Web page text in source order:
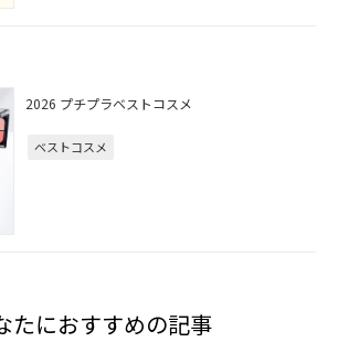
2026 プチプラベストコスメ
ベストコスメ
たにおすすめの記事